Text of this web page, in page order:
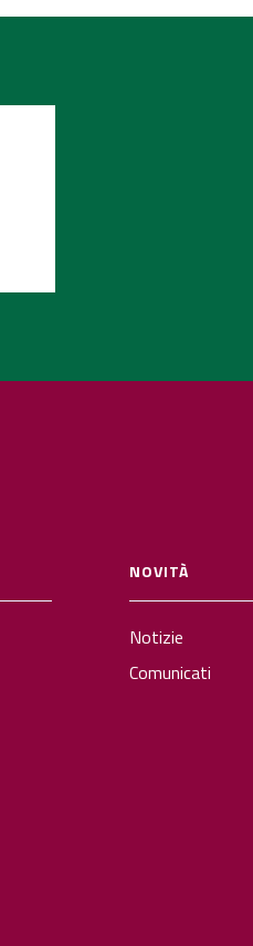
NOVITÀ
Notizie
Comunicati